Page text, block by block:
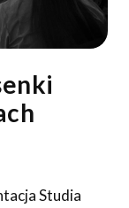
Studia